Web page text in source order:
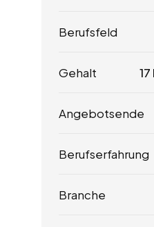
Berufsfeld
Gehalt 17
Angebotsende
Berufserfahrung
Branche